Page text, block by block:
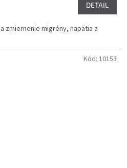
DETAIL
zmiernenie migrény, napätia a
Kód: 10153